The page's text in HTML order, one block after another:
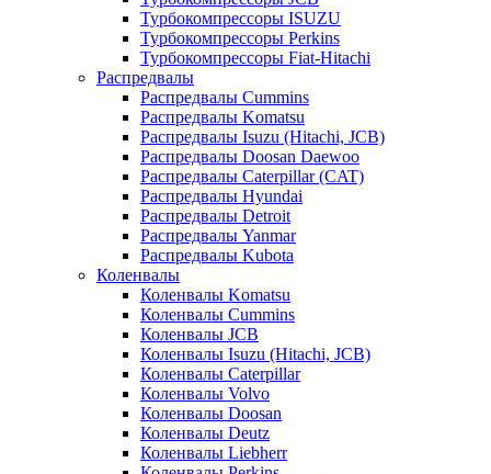
Турбокомпрессоры ISUZU
Турбокомпрессоры Perkins
Турбокомпрессоры Fiat-Hitachi
Распредвалы
Распредвалы Cummins
Распредвалы Komatsu
Распредвалы Isuzu (Hitachi, JCB)
Распредвалы Doosan Daewoo
Распредвалы Caterpillar (CAT)
Распредвалы Hyundai
Распредвалы Detroit
Распредвалы Yanmar
Распредвалы Kubota
Коленвалы
Коленвалы Komatsu
Коленвалы Cummins
Коленвалы JCB
Коленвалы Isuzu (Hitachi, JCB)
Коленвалы Caterpillar
Коленвалы Volvo
Коленвалы Doosan
Коленвалы Deutz
Коленвалы Liebherr